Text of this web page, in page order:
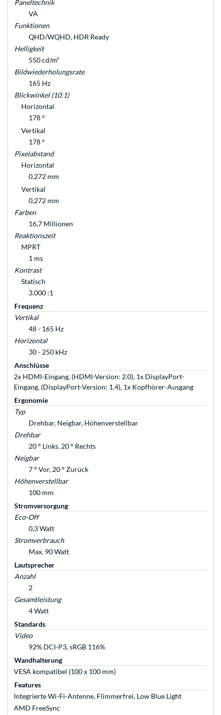
Paneltechnik
VA
Funktionen
QHD/WQHD, HDR Ready
Helligkeit
550 cd/m²
Bildwiederholungsrate
165 Hz
Blickwinkel (10:1)
Horizontal
178 °
Vertikal
178 °
Pixelabstand
Horizontal
0,272 mm
Vertikal
0,272 mm
Farben
16,7 Millionen
Reaktionszeit
MPRT
1 ms
Kontrast
Statisch
3.000 :1
Frequenz
Vertikal
48 - 165 Hz
Horizontal
30 - 250 kHz
Anschlüsse
2x HDMI-Eingang, (HDMI-Version: 2.0), 1x DisplayPort-
Eingang, (DisplayPort-Version: 1.4), 1x Kopfhörer-Ausgang
Ergonomie
Typ
Drehbar, Neigbar, Höhenverstellbar
Drehbar
20 ° Links, 20 ° Rechts
Neigbar
7 ° Vor, 20 ° Zurück
Höhenverstellbar
100 mm
Stromversorgung
Eco-Off
0,3 Watt
Stromverbrauch
Max. 90 Watt
Lautsprecher
Anzahl
2
Gesamtleistung
4 Watt
Standards
Video
92% DCI-P3, sRGB 116%
Wandhalterung
VESA kompatibel (100 x 100 mm)
Features
Integrierte Wi-Fi-Antenne, Flimmerfrei, Low Blue Light
AMD FreeSync